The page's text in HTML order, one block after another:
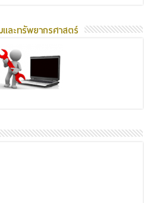
ละทรัพยากรศาสตร์